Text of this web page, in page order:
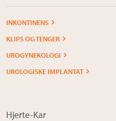
Kompresjon / Arr
INKONTINENS
KLIPS OG TENGER
UROGYNEKOLOGI
UROLOGISKE IMPLANTAT
Hjerte-Kar